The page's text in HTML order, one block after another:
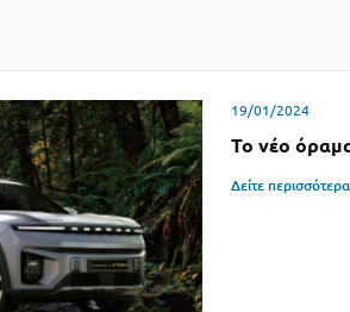
19/01/2024
Το νέο
Δείτε